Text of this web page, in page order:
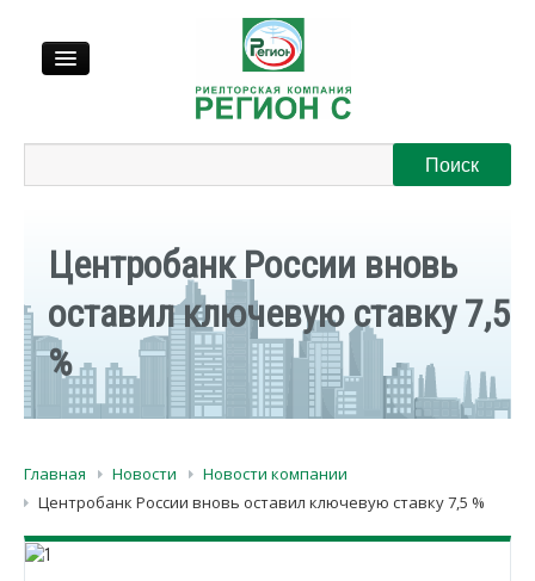
Регионы
Контакты
Центробанк России вновь
оставил ключевую ставку 7,5
%
Главная Новости
Новости компании
Центробанк России вновь оставил ключевую ставку 7,5 %